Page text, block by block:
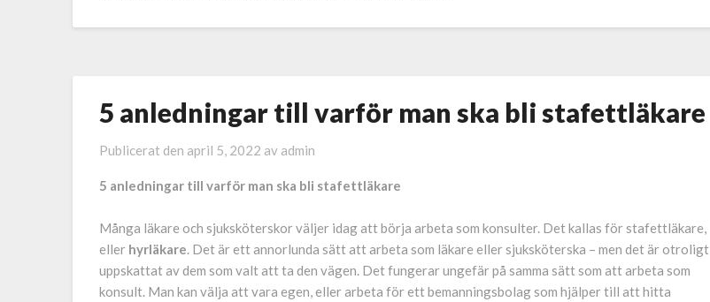
5 anledningar till varför man ska bli stafettläkare
Publicerat den april 5, 2022 av admin
5 anledningar till varför man ska bli stafettläkare
Många läkare och sjuksköterskor väljer idag att börja arbeta som konsulter. Det kallas för stafettläkare,
eller hyrläkare. Det är ett annorlunda sätt att arbeta som läkare eller sjuksköterska – men det är otroligt
uppskattat av dem som valt att ta den vägen. Det fungerar ungefär på samma sätt som att arbeta som
konsult. Man kan välja att vara egen, eller arbeta för ett bemanningsbolag som hjälper till att hitta